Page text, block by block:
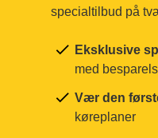
specialtilbud på
Eksklusive
med
Vær den
køreplaner